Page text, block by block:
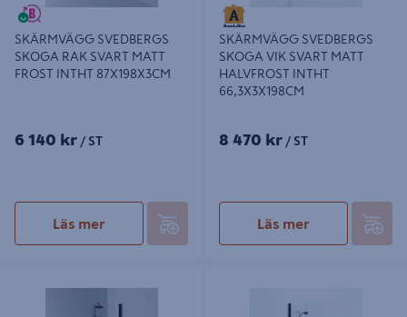
SKÄRMVÄGG SVEDBERGS
SKOGA RAK SVART MATT
FROST INTHT 87X198X3CM
6 140 kr / ST
Läs mer
SKÄRMVÄGG SVEDBERGS
SKOGA VIK SVART MATT
HALVFROST INTHT
66,3X3X198CM
8 470 kr / ST
Läs mer
RAK SVART MATT FROST INTHT
INTHT 86,3X3X198CM